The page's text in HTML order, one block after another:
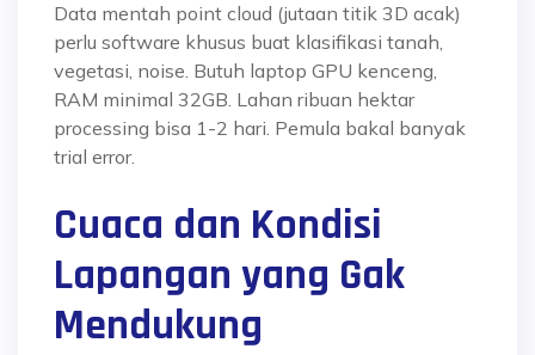
Data mentah point cloud (jutaan titik 3D acak)
perlu software khusus buat klasifikasi tanah,
vegetasi, noise. Butuh laptop GPU kenceng,
RAM minimal 32GB. Lahan ribuan hektar
processing bisa 1-2 hari. Pemula bakal banyak
trial error.
Cuaca dan Kondisi
Lapangan yang Gak
Mendukung